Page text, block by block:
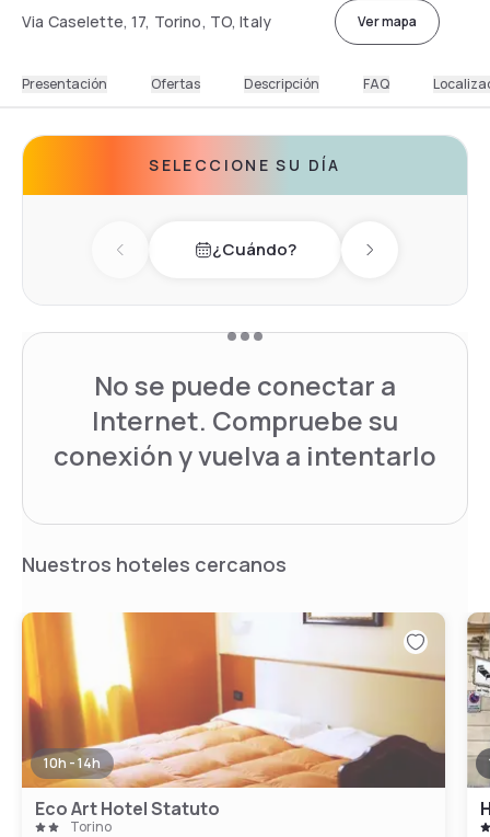
Via Caselette, 17, Torino, TO, Italy Ver mapa
Presentación Ofertas Descripción FAQ
SELECCIONE SU DÍA
Previous day¿Cuándo? Next day
No se puede conectar a
Internet. Compruebe su
conexión y vuelva a intentarlo
Nuestros hoteles cercanos
10h - 14h
Eco Art Hotel Statuto
Torino